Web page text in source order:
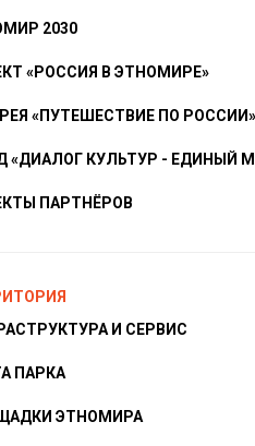
2030
«РОССИЯ В ЭТНОМИРЕ»
«ПУТЕШЕСТВИЕ ПО РОССИИ»
«ДИАЛОГ КУЛЬТУР - ЕДИНЫЙ
ПАРТНЁРОВ
И СЕРВИС
ПАРКА
ЭТНОМИРА